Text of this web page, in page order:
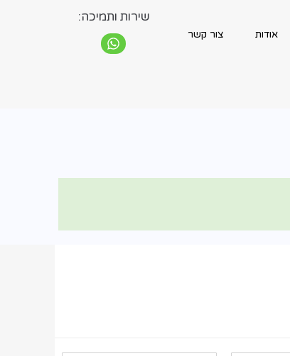
אודות צור קשר
שירות ותמיכה: